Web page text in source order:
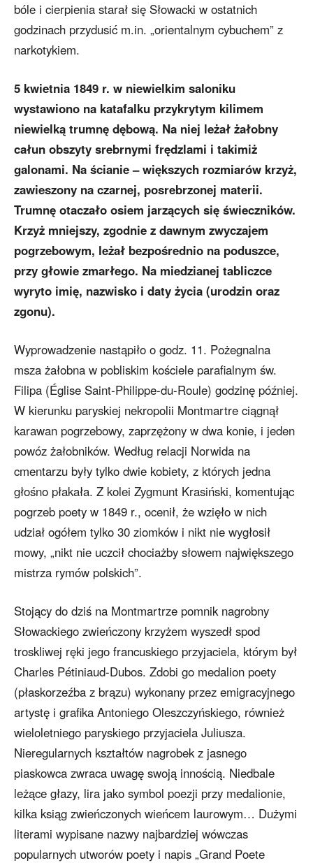
bóle i cierpienia starał się Słowacki w ostatnich
godzinach przydusić m.in. „orientalnym cybuchem” z
narkotykiem.
5 kwietnia 1849 r. w niewielkim saloniku
wystawiono na katafalku przykrytym kilimem
niewielką trumnę dębową. Na niej leżał żałobny
całun obszyty srebrnymi frędzlami i takimiż
galonami. Na ścianie – większych rozmiarów krzyż,
zawieszony na czarnej, posrebrzonej materii.
Trumnę otaczało osiem jarzących się świeczników.
Krzyż mniejszy, zgodnie z dawnym zwyczajem
pogrzebowym, leżał bezpośrednio na poduszce,
przy głowie zmarłego. Na miedzianej tabliczce
wyryto imię, nazwisko i daty życia (urodzin oraz
zgonu).
Wyprowadzenie nastąpiło o godz. 11. Pożegnalna
msza żałobna w pobliskim kościele parafialnym św.
Filipa (Église Saint-Philippe-du-Roule) godzinę później.
W kierunku paryskiej nekropolii Montmartre ciągnął
karawan pogrzebowy, zaprzężony w dwa konie, i jeden
powóz żałobników. Według relacji Norwida na
cmentarzu były tylko dwie kobiety, z których jedna
głośno płakała. Z kolei Zygmunt Krasiński, komentując
pogrzeb poety w 1849 r., ocenił, że wzięło w nich
udział ogółem tylko 30 ziomków i nikt nie wygłosił
mowy, „nikt nie uczcił chociażby słowem największego
mistrza rymów polskich”.
Stojący do dziś na Montmartrze pomnik nagrobny
Słowackiego zwieńczony krzyżem wyszedł spod
troskliwej ręki jego francuskiego przyjaciela, którym był
Charles Pétiniaud-Dubos. Zdobi go medalion poety
(płaskorzeźba z brązu) wykonany przez emigracyjnego
artystę i grafika Antoniego Oleszczyńskiego, również
wieloletniego paryskiego przyjaciela Juliusza.
Nieregularnych kształtów nagrobek z jasnego
piaskowca zwraca uwagę swoją innością. Niedbale
leżące głazy, lira jako symbol poezji przy medalionie,
kilka ksiąg zwieńczonych wieńcem laurowym… Dużymi
literami wypisane nazwy najbardziej wówczas
popularnych utworów poety i napis „Grand Poete